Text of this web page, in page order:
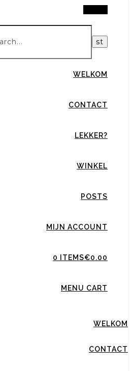
WELKOM
CONTACT
LEKKER?
WINKEL
POSTS
MIJN ACCOUNT
0 ITEMS€0.00
MENU CART
WELKOM
CONTACT